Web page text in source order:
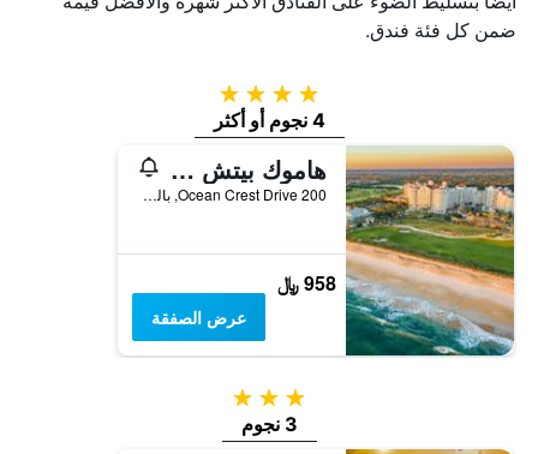
ضمن كل فئة فندق.
4 نجوم
4 نجوم أو أكثر
هاموك بيتش جولف ريزورت آند سبا
200 Ocean Crest Drive, بالم كوست, FL, الولايات المتحدة الأميريكية
958 ﷼
عرض الصفقة
3 نجوم
3 نجوم